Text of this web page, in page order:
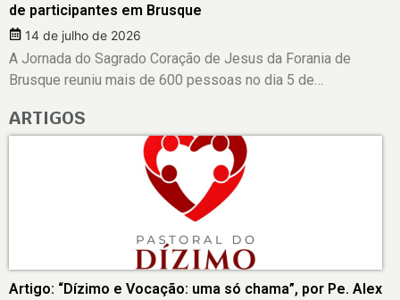
de participantes em Brusque
14 de julho de 2026
A Jornada do Sagrado Coração de Jesus da Forania de
Brusque reuniu mais de 600 pessoas no dia 5 de…
ARTIGOS
Artigo: “Dízimo e Vocação: uma só chama”, por Pe. Alex